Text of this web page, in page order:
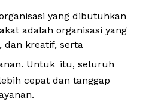
yang dibutuhkan
adalah organisasi yang
dan kreatif, serta
. Untuk itu, seluruh
cepat dan tanggap
.